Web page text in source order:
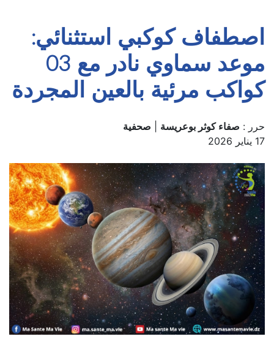
اصطفاف كوكبي استثنائي:
موعد سماوي نادر مع 03
كواكب مرئية بالعين المجردة
حرر : صفاء كوثر بوعريسة
صحفية
17 يناير 2026